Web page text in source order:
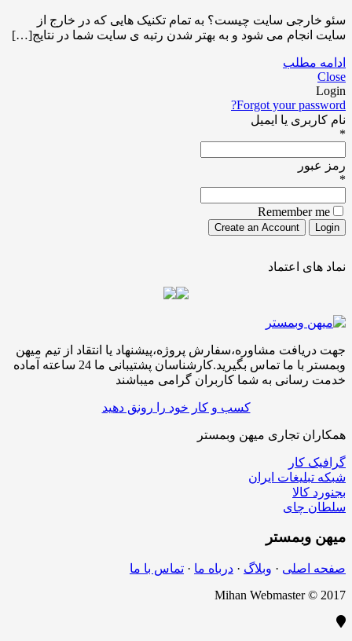
سئو خارجی سایت چیست؟ به تمام تکنیک هایی که در خارج از
سایت انجام می شود و به بهتر شدن رتبه ی سایت شما در نتایج[…]
ادامه مطلب
Close
Login
Forgot your password?
نام کاربری یا ایمیل
*
رمز عبور
*
Remember me
نماد های اعتماد
جهت دریافت مشاوره،سفارش پروژه،پیشنهاد یا انتقاد از تیم میهن
وبمستر با ما تماس بگیرید.کارشناسان پشتیبانی ما 24 ساعته آماده
خدمت رسانی به شما کاربران گرامی میباشند
کسب و کار خود را رونق دهید
همکاران تجاری میهن وبمستر
گرافیک کار
شبکه تبلیغات ایران
بجنورد کالا
سلطان چای
میهن وبمستر
صفحه اصلی · وبلاگ · درباه ما · تماس با ما
Mihan Webmaster © 2017